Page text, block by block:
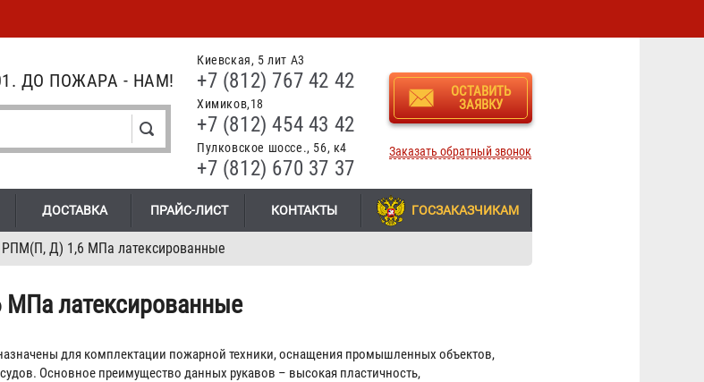
Киевская, 5 лит А3
+7 (812) 767 42 42
Химиков,18
+7 (812) 454 43 42
Пулковское шоссе., 56, к4
+7 (812) 670 37 37
ОСТАВИТЬ
ЗАЯВКУ
Заказать обратный звонок
ДО ПОЖАРА - НАМ!
ДОСТАВКА ПРАЙС-ЛИСТ КОНТАКТЫ ГОСЗАКАЗЧИКАМ
Д) 1,6 МПа латексированные
латексированные
для комплектации пожарной техники, оснащения промышленных объектов,
Основное преимущество данных рукавов – высокая пластичность,